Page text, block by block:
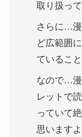
取り扱って
さらに…
ど広範囲
ているこ
なので…漫
レットで
っていて
思います